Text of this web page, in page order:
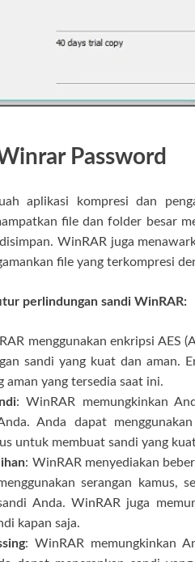
Password
aplikasi kompresi dan
file dan folder besar
WinRAR juga
file yang terkompresi
perlindungan sandi WinRAR:
menggunakan enkripsi AES
sandi yang kuat dan aman.
aman yang tersedia saat ini.
: WinRAR memungkinkan
Anda dapat
untuk membuat sandi yang
: WinRAR menyediakan
serangan kamus,
Anda. WinRAR juga
kapan saja.
: WinRAR memungkinkan